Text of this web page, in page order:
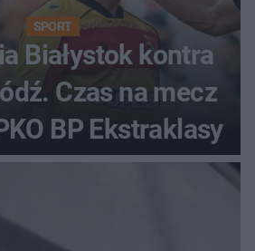
SPORT
Białystok kontra
Czas na mecz
BP Ekstraklasy